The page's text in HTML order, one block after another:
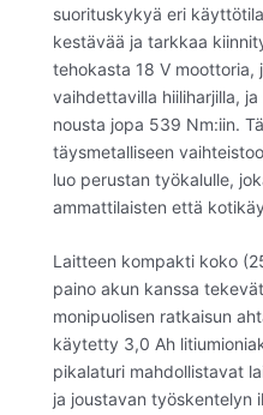
suorituskykyä eri
kestävää ja tarkkaa
tehokasta 18 V moottoria,
vaihdettavilla hiiliharjilla,
nousta jopa 539 Nm:iin.
täysmetalliseen
luo perustan työkalulle,
ammattilaisten että
Laitteen kompakti koko
paino akun kanssa
monipuolisen ratkaisun
käytetty 3,0 Ah
pikalaturi mahdollistavat
ja joustavan työskentelyn